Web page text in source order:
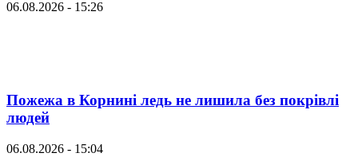
06.08.2026 - 15:26
Пожежа в Корнині ледь не лишила без покрівлі
людей
06.08.2026 - 15:04